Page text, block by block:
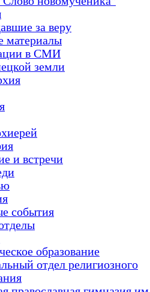
за веру
материалы
в СМИ
земли
и встречи
события
образование
отдел религиозного